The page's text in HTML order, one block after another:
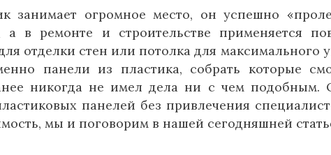
занимает огромное место, он успешно
в ремонте и строительстве применяется
отделки стен или потолка для максимального
панели из пластика, собрать которые
никогда не имел дела ни с чем подобным.
панелей без привлечения
мы и поговорим в нашей сегодняшней